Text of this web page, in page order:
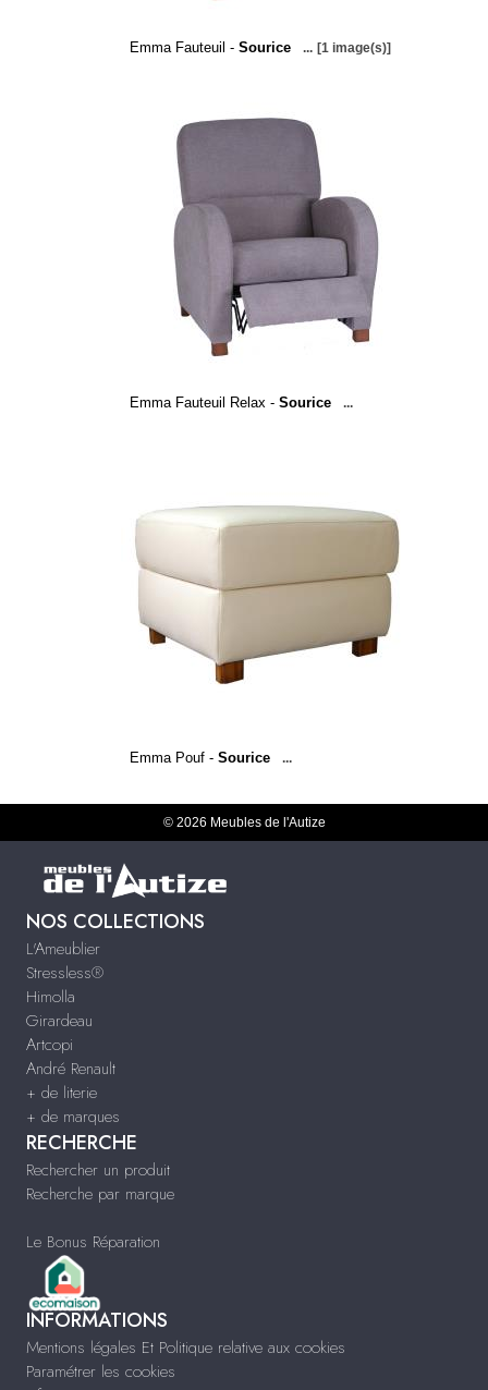
Emma Fauteuil - Sourice ... [1 image(s)]
Emma Fauteuil Relax - Sourice ...
Emma Pouf - Sourice ...
© 2026 Meubles de l'Autize
NOS COLLECTIONS
L'Ameublier
Stressless®
Himolla
Girardeau
Artcopi
André Renault
+ de literie
+ de marques
RECHERCHE
Rechercher un produit
Recherche par marque
Le Bonus Réparation
INFORMATIONS
Mentions légales Et Politique relative aux cookies
Paramétrer les cookies